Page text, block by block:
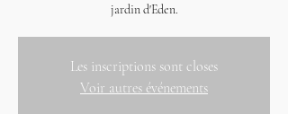
jardin d'Eden.
Les inscriptions sont closes
Voir autres événements